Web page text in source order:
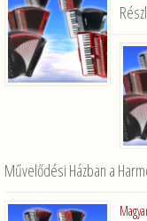
Művelődési Házban a